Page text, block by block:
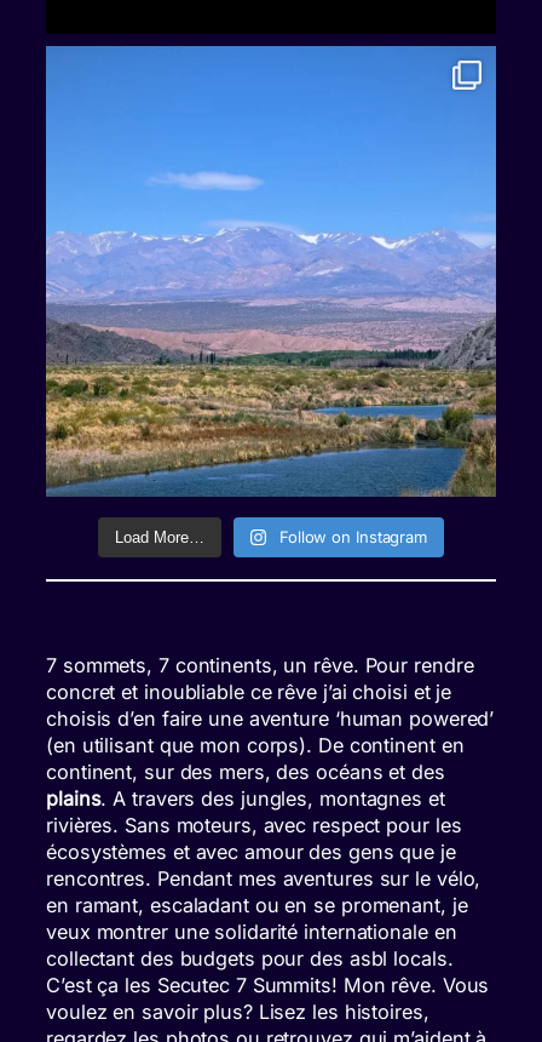
Load More… Follow on Instagram
7 sommets, 7 continents, un rêve. Pour rendre
concret et inoubliable ce rêve j’ai choisi et je
choisis d’en faire une aventure ‘human powered’
(en utilisant que mon corps). De continent en
continent, sur des mers, des océans et des
plains. A travers des jungles, montagnes et
rivières. Sans moteurs, avec respect pour les
écosystèmes et avec amour des gens que je
rencontres. Pendant mes aventures sur le vélo,
en ramant, escaladant ou en se promenant, je
veux montrer une solidarité internationale en
collectant des budgets pour des asbl locals.
C’est ça les Secutec 7 Summits! Mon rêve. Vous
voulez en savoir plus? Lisez les histoires,